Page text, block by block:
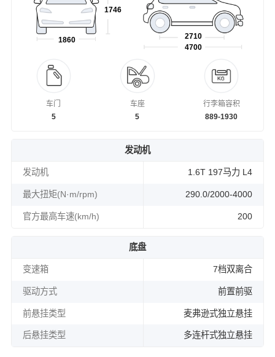
1860
1746
4700
2710
车门
5
车座
5
行李箱容积
889-1930
发动机
发动机 1.6T 197马力 L4
最大扭矩(N·m/rpm) 290.0/2000-4000
官方最高车速(km/h) 200
底盘
变速箱 7档双离合
驱动方式 前置前驱
前悬挂类型 麦弗逊式独立悬挂
后悬挂类型 多连杆式独立悬挂